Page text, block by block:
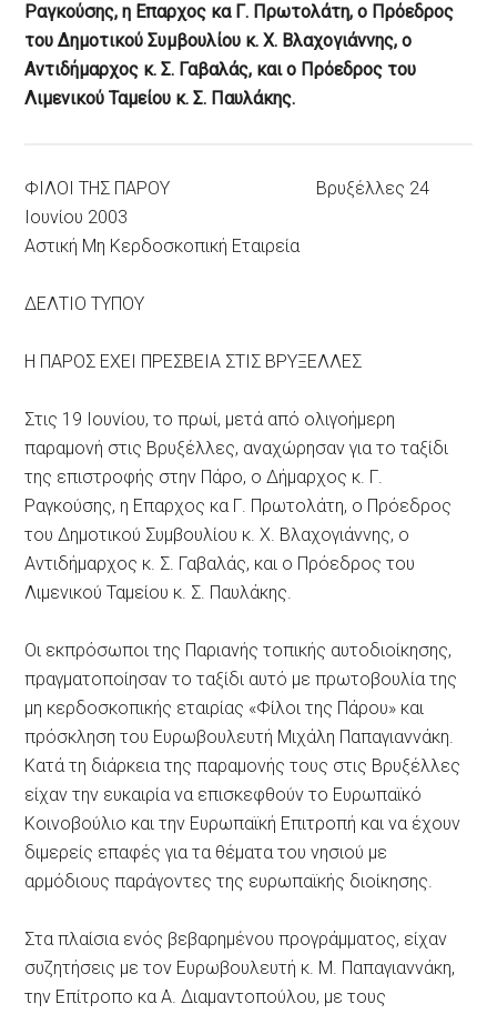
Ραγκούσης, η Επαρχος κα Γ. Πρωτολάτη, ο Πρόεδρος
του Δημοτικού Συμβουλίου κ. Χ. Βλαχογιάννης, ο
Αντιδήμαρχος κ. Σ. Γαβαλάς, και ο Πρόεδρος του
Λιμενικού Ταμείου κ. Σ. Παυλάκης.
ΦΙΛΟΙ ΤΗΣ ΠΑΡΟΥ Βρυξέλλες 24
Ιουνίου 2003
Αστική Μη Κερδοσκοπική Εταιρεία
ΔΕΛΤΙΟ ΤΥΠΟΥ
Η ΠΑΡΟΣ ΕΧΕΙ ΠΡΕΣΒΕΙΑ ΣΤΙΣ ΒΡΥΞΕΛΛΕΣ
Στις 19 Ιουνίου, το πρωί, μετά από ολιγοήμερη
παραμονή στις Βρυξέλλες, αναχώρησαν για το ταξίδι
της επιστροφής στην Πάρο, ο Δήμαρχος κ. Γ.
Ραγκούσης, η Επαρχος κα Γ. Πρωτολάτη, ο Πρόεδρος
του Δημοτικού Συμβουλίου κ. Χ. Βλαχογιάννης, ο
Αντιδήμαρχος κ. Σ. Γαβαλάς, και ο Πρόεδρος του
Λιμενικού Ταμείου κ. Σ. Παυλάκης.
Οι εκπρόσωποι της Παριανής τοπικής αυτοδιοίκησης,
πραγματοποίησαν το ταξίδι αυτό με πρωτοβουλία της
μη κερδοσκοπικής εταιρίας «Φίλοι της Πάρου» και
πρόσκληση του Ευρωβουλευτή Μιχάλη Παπαγιαννάκη.
Κατά τη διάρκεια της παραμονής τους στις Βρυξέλλες
είχαν την ευκαιρία να επισκεφθούν το Ευρωπαϊκό
Κοινοβούλιο και την Ευρωπαϊκή Επιτροπή και να έχουν
διμερείς επαφές για τα θέματα του νησιού με
αρμόδιους παράγοντες της ευρωπαϊκής διοίκησης.
Στα πλαίσια ενός βεβαρημένου προγράμματος, είχαν
συζητήσεις με τον Ευρωβουλευτή κ. Μ. Παπαγιαννάκη,
την Επίτροπο κα Α. Διαμαντοπούλου, με τους